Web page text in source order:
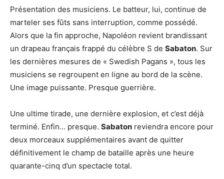
Présentation des musiciens. Le batteur, lui, continue de
marteler ses fûts sans interruption, comme possédé.
Alors que la fin approche, Napoléon revient brandissant
un drapeau français frappé du célèbre S de Sabaton. Sur
les dernières mesures de « Swedish Pagans », tous les
musiciens se regroupent en ligne au bord de la scène.
Une image puissante. Presque guerrière.
Une ultime tirade, une dernière explosion, et c’est déjà
terminé. Enfin… presque. Sabaton reviendra encore pour
deux morceaux supplémentaires avant de quitter
définitivement le champ de bataille après une heure
quarante-cinq d’un spectacle total.